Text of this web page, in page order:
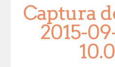
Captura
2015-